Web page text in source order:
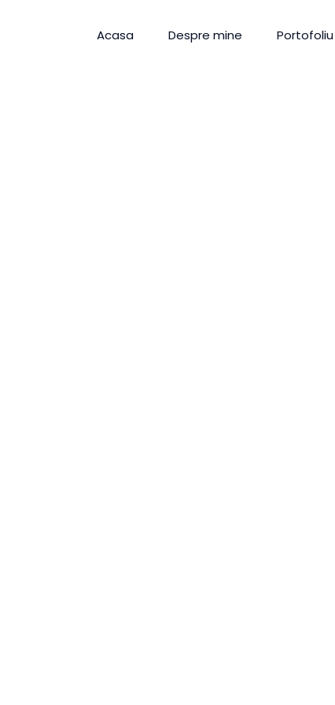
Acasa Despre mine Portofoliu